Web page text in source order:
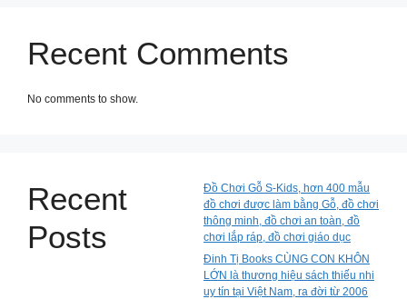
Recent Comments
No comments to show.
Recent
Posts
Đồ Chơi Gỗ S-Kids, hơn 400 mẫu
đồ chơi được làm bằng Gỗ, đồ chơi
thông minh, đồ chơi an toàn, đồ
chơi lắp ráp, đồ chơi giáo dục
Đinh Tị Books CÙNG CON KHÔN
LỚN là thương hiệu sách thiếu nhi
uy tín tại Việt Nam, ra đời từ 2006